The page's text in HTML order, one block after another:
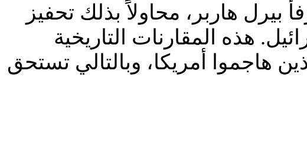
11 سبتمبر وضرب مرفأ بيرل هاربر، محاولاً بذلك تحفيز
هذه المقارنات التاريخية
هاجموا أمريكا، وبالتالي تستحق